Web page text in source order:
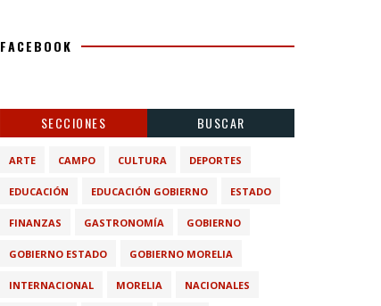
FACEBOOK
SECCIONES BUSCAR
ARTE CAMPO CULTURA DEPORTES
EDUCACIÓN EDUCACIÓN GOBIERNO ESTADO
FINANZAS GASTRONOMÍA GOBIERNO
GOBIERNO ESTADO GOBIERNO MORELIA
INTERNACIONAL MORELIA NACIONALES